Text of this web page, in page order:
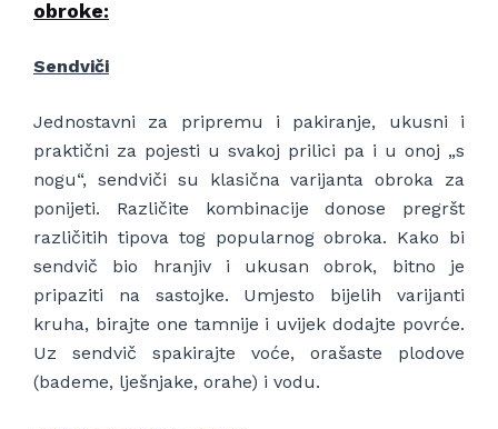
obroke:
Sendviči
Jednostavni za pripremu i pakiranje, ukusni i
praktični za pojesti u svakoj prilici pa i u onoj „s
nogu“, sendviči su klasična varijanta obroka za
ponijeti. Različite kombinacije donose pregršt
različitih tipova tog popularnog obroka. Kako bi
sendvič bio hranjiv i ukusan obrok, bitno je
pripaziti na sastojke. Umjesto bijelih varijanti
kruha, birajte one tamnije i uvijek dodajte povrće.
Uz sendvič spakirajte voće, orašaste plodove
(bademe, lješnjake, orahe) i vodu.